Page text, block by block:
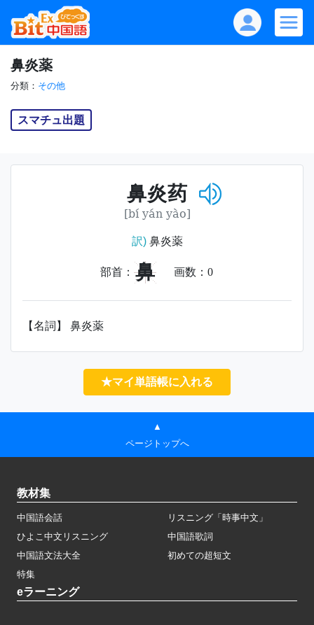
鼻炎薬
分類： その他
スマチュ出題
鼻炎药
[bí yán yào]
訳)鼻炎薬
部首： 鼻 画数： 0
【名詞】 鼻炎薬
★マイ単語帳に入れる
▲
ページトップへ
教材集
中国語会話
リスニング「時事中文」
ひよこ中文リスニング
中国語歌詞
中国語文法大全
初めての超短文
特集
eラーニング